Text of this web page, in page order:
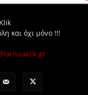
και όχι μόνο !!!